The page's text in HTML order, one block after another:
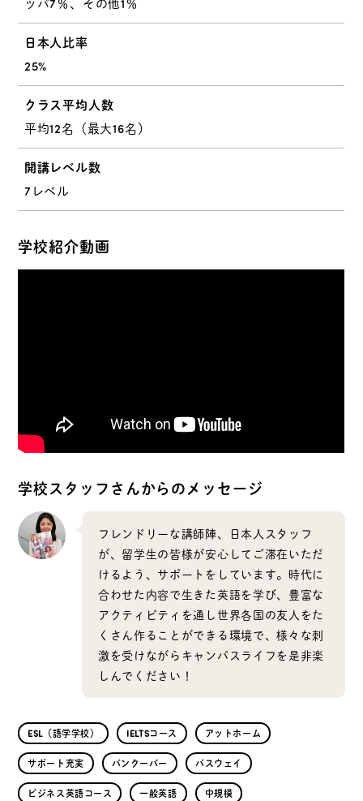
ッパ7％、その他1％
日本人比率
25%
クラス平均人数
平均12名（最大16名）
開講レベル数
7レベル
学校紹介動画
学校スタッフさんからのメッセージ
フレンドリーな講師陣、日本人スタッフ
が、留学生の皆様が安心してご滞在いただ
けるよう、サポートをしています。時代に
合わせた内容で生きた英語を学び、豊富な
アクティビティを通し世界各国の友人をた
くさん作ることができる環境で、様々な刺
激を受けながらキャンパスライフを是非楽
しんでください！
ESL（語学学校） IELTSコース アットホーム
サポート充実 バンクーバー パスウェイ
ビジネス英語コース 一般英語 中規模